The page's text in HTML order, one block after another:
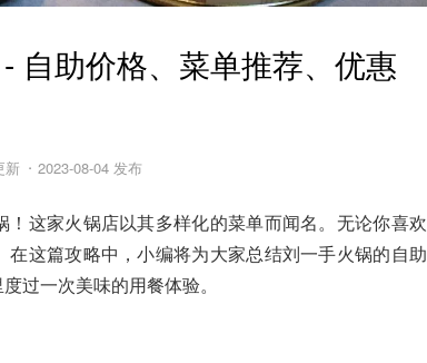
自助价格、菜单推荐、优惠
新 2023-08-04 发布
这家火锅店以其多样化的菜单而闻名。无论你喜欢
这篇攻略中，小编将为大家总结刘一手火锅的自助
过一次美味的用餐体验。